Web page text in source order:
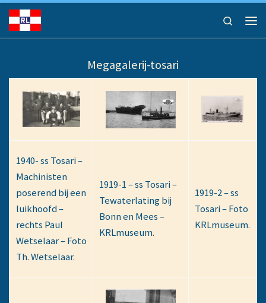
Ga naar inhoud
Search
Megagalerij-tosari
1940- ss Tosari –
Machinisten
poserend bij een
luikhoofd –
rechts Paul
Wetselaar – Foto
Th. Wetselaar.
1919-1 – ss Tosari –
Tewaterlating bij
Bonn en Mees –
KRLmuseum.
1919-2 – ss
Tosari – Foto
KRLmuseum.